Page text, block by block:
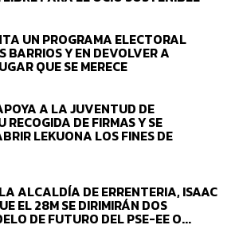
UN PROGRAMA ELECTORAL
BARRIOS Y EN DEVOLVER A
QUE SE MERECE
A LA JUVENTUD DE
RECOGIDA DE FIRMAS Y SE
LEKUONA LOS FINES DE
ALCALDÍA DE ERRENTERIA, ISAAC
EL 28M SE DIRIMIRÁN DOS
DE FUTURO DEL PSE-EE O...